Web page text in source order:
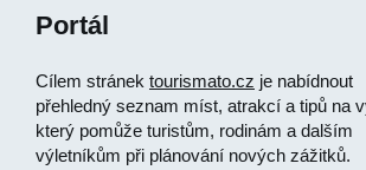
Portál
Cílem stránek tourismato.cz je nabídnout
přehledný seznam míst, atrakcí a tipů na
který pomůže turistům, rodinám a dalším
výletníkům při plánování nových zážitků.